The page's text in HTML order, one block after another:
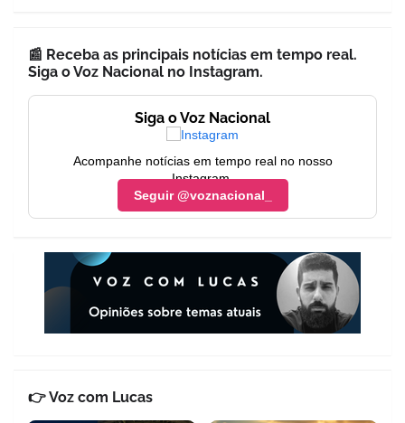
📰 Receba as principais notícias em tempo real.
Siga o Voz Nacional no Instagram.
Siga o Voz Nacional
Acompanhe notícias em tempo real no nosso
Instagram.
Seguir @voznacional_
👉 Voz com Lucas